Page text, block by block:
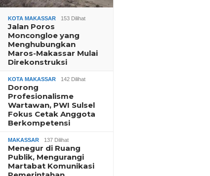
KOTA MAKASSAR 153 Dilihat
Jalan Poros
Moncongloe yang
Menghubungkan
Maros-Makassar Mulai
Direkonstruksi
KOTA MAKASSAR 142 Dilihat
Dorong
Profesionalisme
Wartawan, PWI Sulsel
Fokus Cetak Anggota
Berkompetensi
MAKASSAR 137 Dilihat
Menegur di Ruang
Publik, Mengurangi
Martabat Komunikasi